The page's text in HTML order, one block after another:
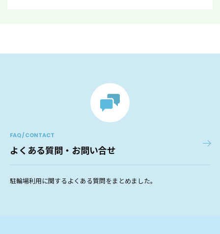
FAQ / CONTACT
よくある質問・お問い合せ
駐輪場利用に関するよくある質問をまとめました。